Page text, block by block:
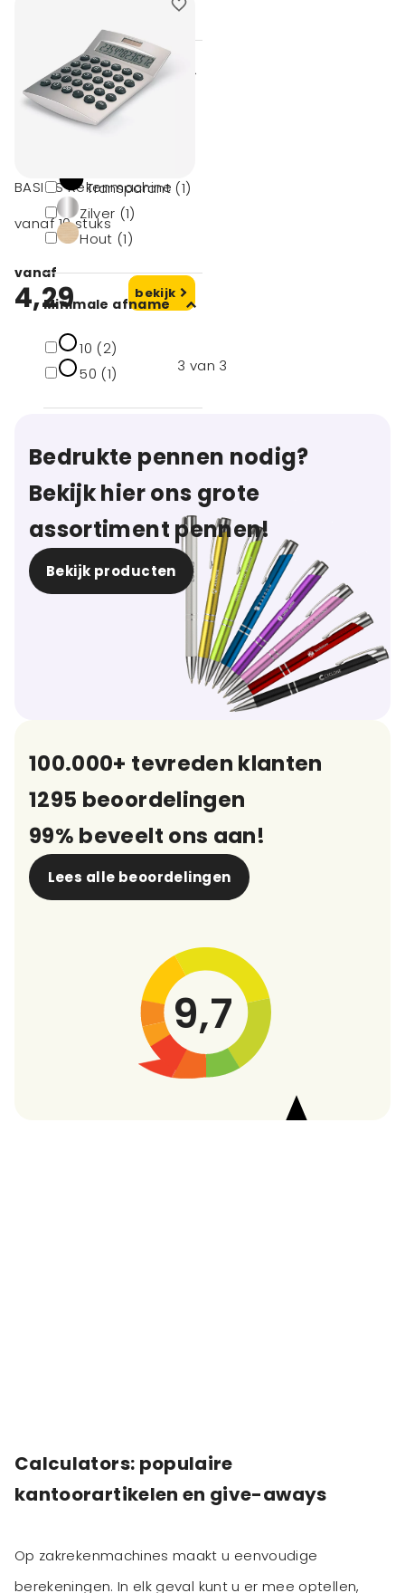
Kleur
Wit (1)
Transparant (1)
Zilver (1)
Hout (1)
Minimale afname
10 (2)
50 (1)
Doming (2)
Lasergravering
(1)
Sticker (1)
Tampondruk (4)
17,2x9x1,1 cm (1)
Materiaal type
ABS (1)
Bamboe (1)
BASICS Rekenmachine
vanaf 10 stuks
vanaf
4,29 bekijk
3 van 3
Bedrukte pennen nodig?
Bekijk hier ons grote
assortiment pennen!
Bekijk producten
100.000+ tevreden klanten
1295 beoordelingen
99% beveelt ons aan!
Lees alle beoordelingen
9,7
Calculators: populaire
kantoorartikelen en give-aways
Op zakrekenmachines maakt u eenvoudige
berekeningen. In elk geval kunt u er mee optellen,